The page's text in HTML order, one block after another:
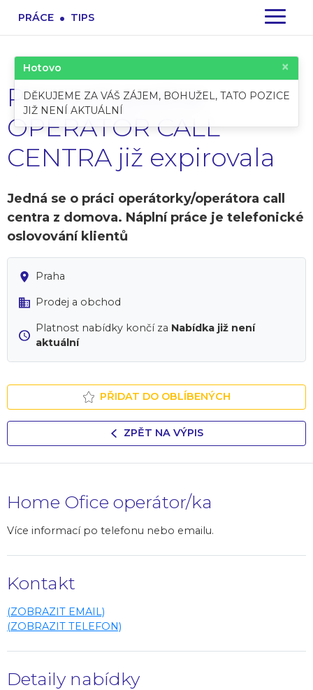
PRÁCE . TIPS
Pracovní pozice:
OPERÁTOR CALL
CENTRA již expirovala
Jedná se o práci operátorky/operátora call
centra z domova. Náplní práce je telefonické
oslovování klientů
Praha
Prodej a obchod
Platnost nabídky končí za Nabídka již není
aktuální
PŘIDAT DO OBLÍBENÝCH
ZPĚT NA VÝPIS
Home Ofice operátor/ka
Více informací po telefonu nebo emailu.
Kontakt
(ZOBRAZIT EMAIL)
(ZOBRAZIT TELEFON)
Detaily nabídky
Hotovo ×
DĚKUJEME ZA VÁŠ ZÁJEM, BOHUŽEL, TATO POZICE
JIŽ NENÍ AKTUÁLNÍ